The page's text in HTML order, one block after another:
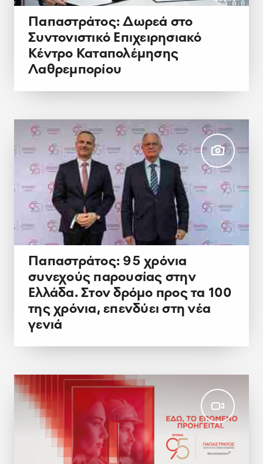
Παπαστράτος: Δωρεά στο
Συντονιστικό Επιχειρησιακό
Κέντρο Καταπολέμησης
Λαθρεμπορίου
Παπαστράτος: 95 χρόνια
συνεχούς παρουσίας στην
Ελλάδα. Στον δρόμο προς τα 100
της χρόνια, επενδύει στη νέα
γενιά